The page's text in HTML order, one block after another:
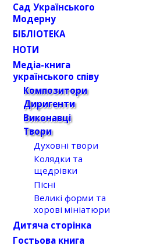
Сад Українського
Модерну
БІБЛІОТЕКА
НОТИ
Медіа-книга
українського співу
Композитори
Диригенти
Виконавці
Твори
Духовні твори
Колядки та
щедрівки
Пісні
Великі форми та
хорові мініатюри
Дитяча сторінка
Гостьова книга